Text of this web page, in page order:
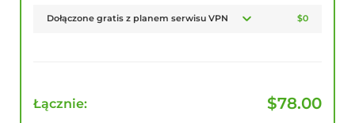
Dołączone gratis z planem serwisu VPN $0
Łącznie: $78.00